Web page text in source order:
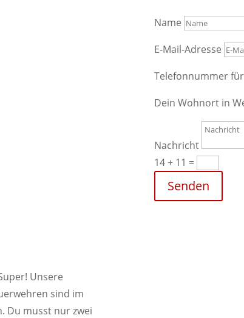
Unsere
sind im
Du musst nur zwei
Name
E-Mail-Adresse
Telefonnummer
Dein Wohnort in
Nachricht
14 + 11 =
Senden